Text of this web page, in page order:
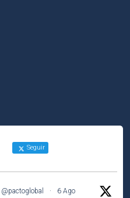
Seguir
@pactoglobal · 6 Ago